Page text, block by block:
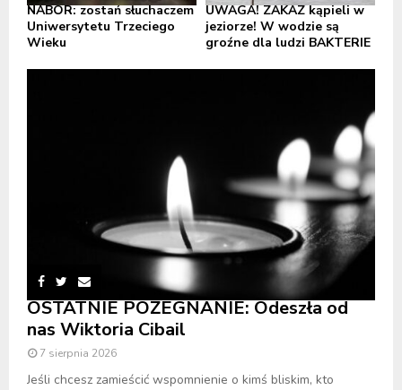
NABÓR: zostań słuchaczem
Uniwersytetu Trzeciego
Wieku
UWAGA! ZAKAZ kąpieli w
jeziorze! W wodzie są
groźne dla ludzi BAKTERIE
OSTATNIE POŻEGNANIE: Odeszła od
nas Wiktoria Cibail
7 sierpnia 2026
Jeśli chcesz zamieścić wspomnienie o kimś bliskim, kto